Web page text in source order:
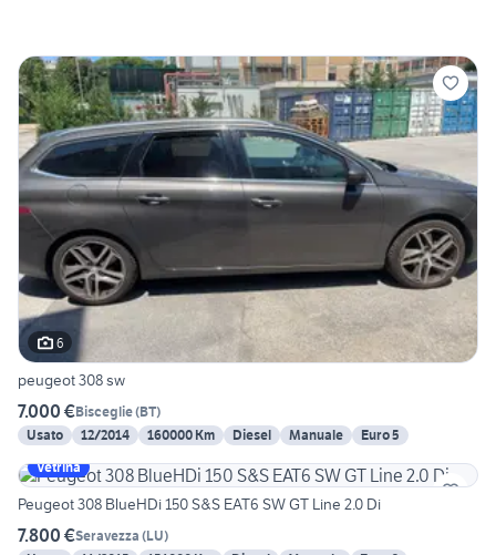
6
peugeot 308 sw
7.000 €Bisceglie(BT)
Usato
12/2014 160000 Km Diesel Manuale
Euro 5
Vetrina
Peugeot 308 BlueHDi 150 S&S EAT6 SW GT Line 2.0 Di
7.800 €Seravezza (LU)